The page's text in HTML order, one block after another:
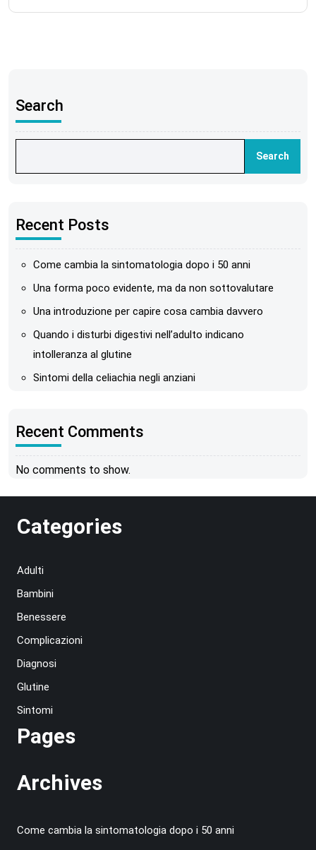
Search
Search
Recent Posts
Come cambia la sintomatologia dopo i 50 anni
Una forma poco evidente, ma da non sottovalutare
Una introduzione per capire cosa cambia davvero
Quando i disturbi digestivi nell’adulto indicano
intolleranza al glutine
Sintomi della celiachia negli anziani
Recent Comments
No comments to show.
Categories
Adulti
Bambini
Benessere
Complicazioni
Diagnosi
Glutine
Sintomi
Pages
Archives
Come cambia la sintomatologia dopo i 50 anni